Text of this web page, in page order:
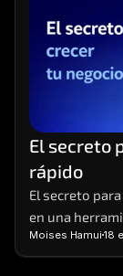
El secreto
rápido
El secreto
en una
Moises Hamui 18